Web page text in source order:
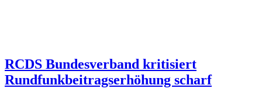
RCDS Bundesverband kritisiert
Rundfunkbeitragserhöhung scharf